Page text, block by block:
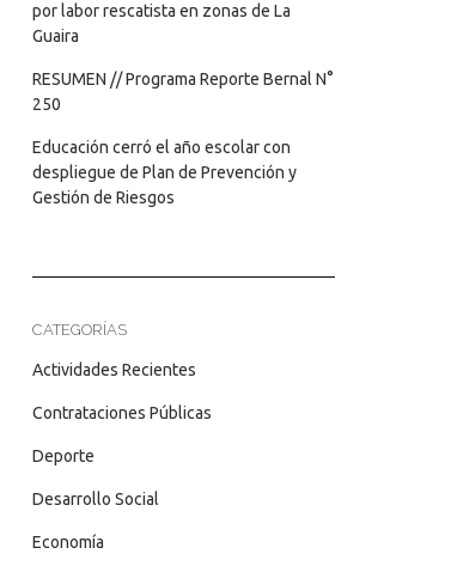
por labor rescatista en zonas de La
Guaira
RESUMEN // Programa Reporte Bernal N°
250
Educación cerró el año escolar con
despliegue de Plan de Prevención y
Gestión de Riesgos
CATEGORÍAS
Actividades Recientes
Contrataciones Públicas
Deporte
Desarrollo Social
Economía